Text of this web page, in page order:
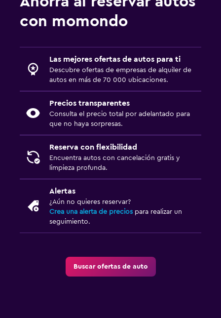
con momondo
Las mejores ofertas de autos para ti
Descubre ofertas de empresas de alquiler de
autos en más de 70 000 ubicaciones.
Precios transparentes
Consulta el precio total por adelantado para
que no haya sorpresas.
Reserva con flexibilidad
Encuentra autos con cancelación gratis y
limpieza profunda.
Alertas
¿Aún no quieres reservar?
Crea una alerta de precios para realizar un
seguimiento.
Buscar ofertas de auto